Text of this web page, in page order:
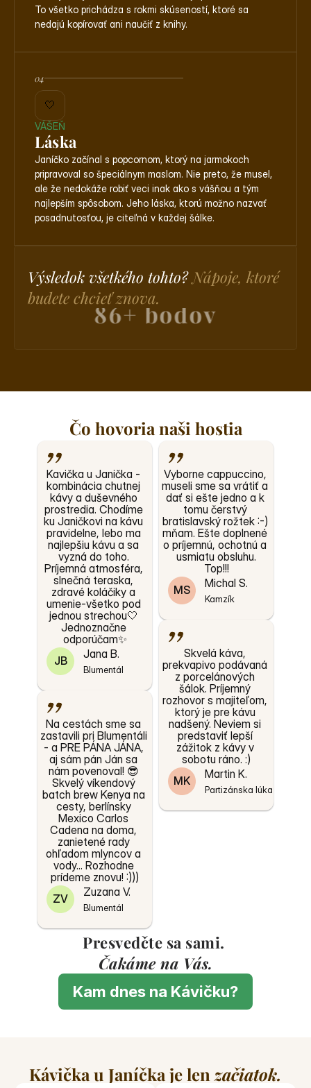
To všetko prichádza s rokmi skúseností, ktoré sa
nedajú kopírovať ani naučiť z knihy.
04
🤍
VÁŠEŇ
Láska
Janíčko začínal s popcornom, ktorý na jarmokoch
pripravoval so špeciálnym maslom. Nie preto, že musel,
ale že nedokáže robiť veci inak ako s vášňou a tým
najlepším spôsobom. Jeho láska, ktorú možno nazvať
posadnutosťou, je citeľná v každej šálke.
Výsledok všetkého tohto? Nápoje, ktoré
budete chcieť znova.
86+ bodov
Čo hovoria naši hostia
"
Kavička u Janička -
kombinácia chutnej
kávy a duševného
prostredia. Chodíme
ku Janičkovi na kávu
pravidelne, lebo ma
najlepšiu kávu a sa
vyzná do toho.
Príjemná atmosféra,
slnečná teraska,
zdravé koláčiky a
umenie-všetko pod
jednou strechou🤍
Jednoznačne
odporúčam✨
JB
Jana B.
Blumentál
"
Na cestách sme sa
zastavili pri Blumentáli
- a PRE PÁNA JÁNA,
aj sám pán Ján sa
nám povenoval! 😎
Skvelý víkendový
batch brew Kenya na
cesty, berlínsky
Mexico Carlos
Cadena na doma,
zanietené rady
ohľadom mlyncov a
vody... Rozhodne
prídeme znovu! :)))
ZV
Zuzana V.
Blumentál
"
Vyborne cappuccino,
museli sme sa vrátiť a
dať si ešte jedno a k
tomu čerstvý
bratislavský rožtek :-)
mňam. Ešte doplnené
o príjemnú, ochotnú a
usmiatu obsluhu.
Top!!!
MS
Michal S.
Kamzík
"Skvelá káva,
prekvapivo podávaná
z porcelánových
šálok. Príjemný
rozhovor s majiteľom,
ktorý je pre kávu
nadšený. Neviem si
predstaviť lepší
zážitok z kávy v
sobotu ráno. :)
MK
Martin K.
Partizánska lúka
Presvedčte sa sami.
Čakáme na Vás.
Kam dnes na Kávičku?
Kávička u Janíčka je len začiatok.